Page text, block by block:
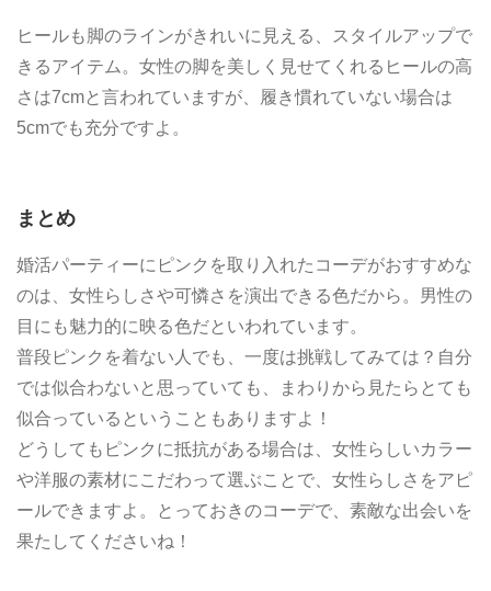
ヒールも脚のラインがきれいに見える、スタイルアップで
きるアイテム。女性の脚を美しく見せてくれるヒールの高
さは7cmと言われていますが、履き慣れていない場合は
5cmでも充分ですよ。
まとめ
婚活パーティーにピンクを取り入れたコーデがおすすめな
のは、女性らしさや可憐さを演出できる色だから。男性の
目にも魅力的に映る色だといわれています。
普段ピンクを着ない人でも、一度は挑戦してみては？自分
では似合わないと思っていても、まわりから見たらとても
似合っているということもありますよ！
どうしてもピンクに抵抗がある場合は、女性らしいカラー
や洋服の素材にこだわって選ぶことで、女性らしさをアピ
ールできますよ 。とっておきのコーデで、素敵な出会いを
果たしてくださいね！